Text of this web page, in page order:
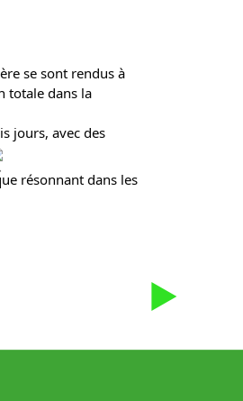
se sont rendus à
totale dans la
jours, avec des
résonnant dans les